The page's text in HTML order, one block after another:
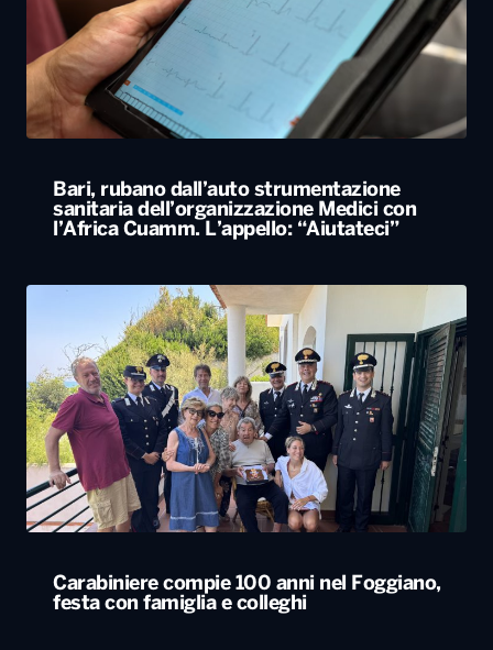
Bari, rubano dall’auto strumentazione
sanitaria dell’organizzazione Medici con
l’Africa Cuamm. L’appello: “Aiutateci”
Carabiniere compie 100 anni nel Foggiano,
festa con famiglia e colleghi